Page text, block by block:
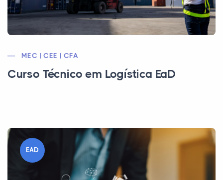
MEC | CEE | CFA
Curso Técnico em Logística EaD
EAD